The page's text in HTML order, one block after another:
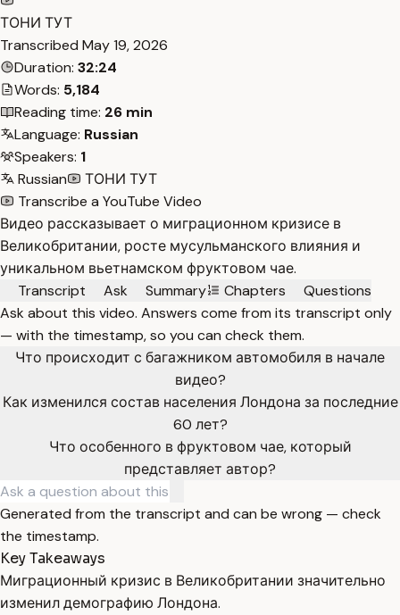
ТОНИ ТУТ
Transcribed May 19, 2026
Duration: 32:24
Words: 5,184
Reading time: 26 min
Language: Russian
Speakers: 1
Russian
ТОНИ ТУТ
Transcribe a YouTube Video
Видео рассказывает о миграционном кризисе в
Великобритании, росте мусульманского влияния и
уникальном вьетнамском фруктовом чае.
Transcript
Ask Summary Chapters
Questions
Ask about this video. Answers come from its transcript only
— with the timestamp, so you can check them.
Что происходит с багажником автомобиля в начале
видео?
Как изменился состав населения Лондона за последние
60 лет?
Что особенного в фруктовом чае, который
представляет автор?
Generated from the transcript and can be wrong — check
the timestamp.
Key Takeaways
Миграционный кризис в Великобритании значительно
изменил демографию Лондона.